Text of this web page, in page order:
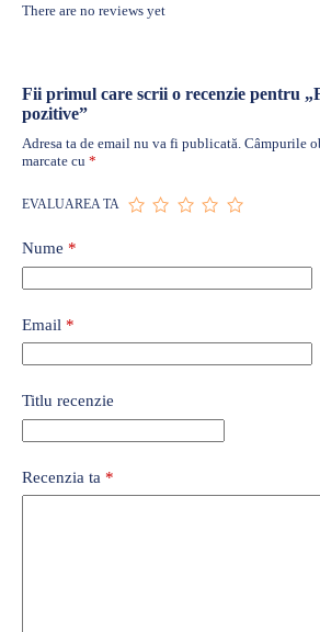
There are no reviews yet
Fii primul care scrii o recenzie pentru
pozitive”
Adresa ta de email nu va fi publicată. Câmpurile
marcate cu *
EVALUAREA TA
Nume *
Email *
Titlu recenzie
Recenzia ta *